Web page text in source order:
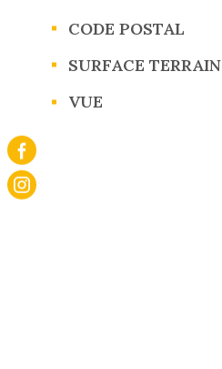
Caractérisque Valeurs
CODE POSTAL
SURFACE TERRAIN
VUE